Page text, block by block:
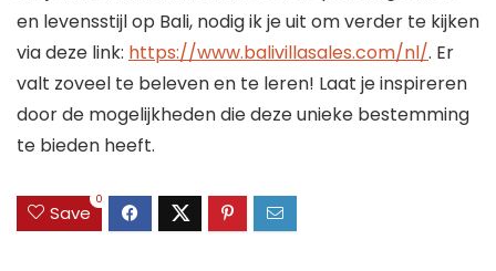
en levensstijl op Bali, nodig ik je uit om verder te kijken
via deze link: https://www.balivillasales.com/nl/. Er
valt zoveel te beleven en te leren! Laat je inspireren
door de mogelijkheden die deze unieke bestemming
te bieden heeft.
Save
0